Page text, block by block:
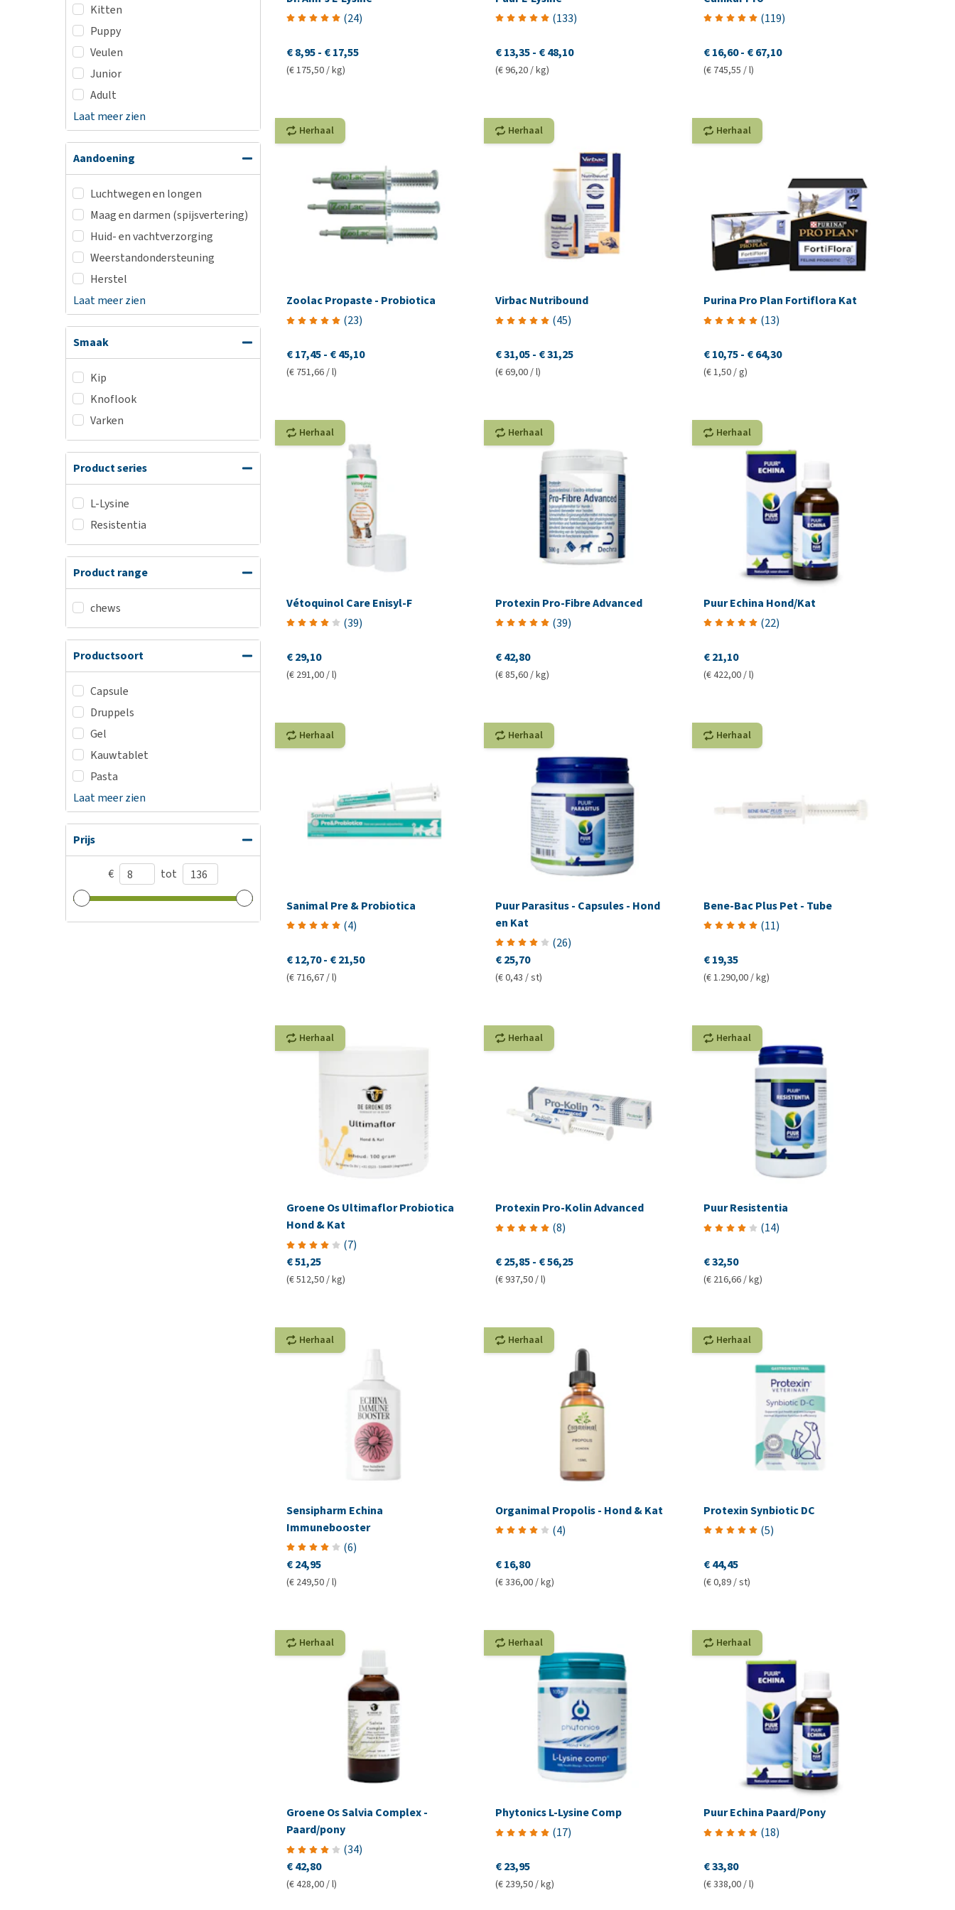
Kitten
Puppy
Veulen
Junior
Adult
Laat meer zien
Aandoening
Luchtwegen en longen
Maag en darmen (spijsvertering)
Huid- en vachtverzorging
Weerstandondersteuning
Herstel
Laat meer zien
Smaak
Kip
Knoflook
Varken
Product series
L-Lysine
Resistentia
Product range
chews
Productsoort
Capsule
Druppels
Gel
Kauwtablet
Pasta
Laat meer zien
Prijs
€ tot
(24)
€ 8,95- € 17,55
(€ 175,50 / kg)
(133)
€ 13,35 - € 48,10
(€ 96,20 / kg)
(119)
€ 16,60- € 67,10
(€ 745,55 / l)
Herhaal
Zoolac Propaste - Probiotica
(23)
€ 17,45- € 45,10
(€ 751,66 / l)
Herhaal
Virbac Nutribound
(45)
€ 31,05 - € 31,25
(€ 69,00 / l)
Herhaal
Purina Pro Plan Fortiflora Kat
(13)
€ 10,75- € 64,30
(€ 1,50 / g)
Herhaal
Vétoquinol Care Enisyl-F
(39)
€ 29,10
(€ 291,00 / l)
Herhaal
Protexin Pro-Fibre Advanced
(39)
€ 42,80
(€ 85,60 / kg)
Herhaal
Puur Echina Hond/Kat
(22)
€ 21,10
(€ 422,00 / l)
Herhaal
Sanimal Pre & Probiotica
(4)
€ 12,70- € 21,50
(€ 716,67 / l)
Herhaal
Puur Parasitus - Capsules - Hond
en Kat
(26)
€ 25,70
(€ 0,43 / st)
Herhaal
Bene-Bac Plus Pet - Tube
(11)
€ 19,35
(€ 1.290,00 / kg)
Herhaal
Groene Os Ultimaflor Probiotica
Hond & Kat
(7)
€ 51,25
(€ 512,50 / kg)
Herhaal
Protexin Pro-Kolin Advanced
(8)
€ 25,85 - € 56,25
(€ 937,50 / l)
Herhaal
Puur Resistentia
(14)
€ 32,50
(€ 216,66 / kg)
Herhaal
Sensipharm Echina
Immunebooster
(6)
€ 24,95
(€ 249,50 / l)
Herhaal
Organimal Propolis - Hond & Kat
(4)
€ 16,80
(€ 336,00 / kg)
Herhaal
Protexin Synbiotic DC
(5)
€ 44,45
(€ 0,89 / st)
Herhaal
Groene Os Salvia Complex -
Paard/pony
(34)
€ 42,80
(€ 428,00 / l)
Herhaal
Phytonics L-Lysine Comp
(17)
€ 23,95
(€ 239,50 / kg)
Herhaal
Puur Echina Paard/Pony
(18)
€ 33,80
(€ 338,00 / l)